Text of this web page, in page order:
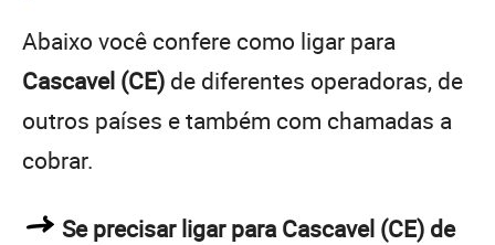
Abaixo você confere como ligar para
Cascavel (CE) de diferentes operadoras, de
outros países e também com chamadas a
cobrar.
Se precisar ligar para Cascavel (CE) de